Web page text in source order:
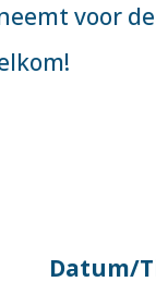
voor
Datum/